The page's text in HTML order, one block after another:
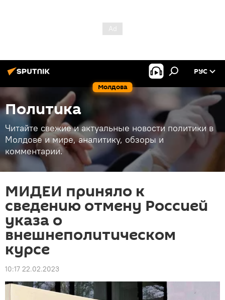
Молдова
РУС
Политика
Читайте свежие и актуальные новости политики в
Молдове и мире, аналитику, обзоры и
комментарии.
МИДЕИ приняло к
сведению отмену Россией
указа о
внешнеполитическом
курсе
10:17 22.02.2023